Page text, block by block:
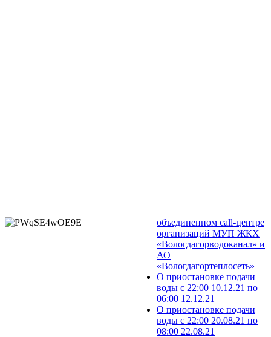
объединенном call-центре
организаций МУП ЖКХ
«Вологдагорводоканал» и
АО
«Вологдагортеплосеть»
О приостановке подачи
воды с 22:00 10.12.21 по
06:00 12.12.21
О приостановке подачи
воды с 22:00 20.08.21 по
08:00 22.08.21